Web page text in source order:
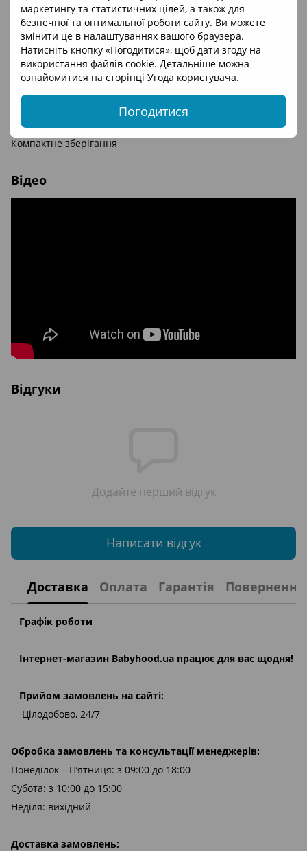
маркетингу та статистичних цілей, а також для
безпечної та оптимальної роботи сайту. Ви можете
змінити це в налаштуваннях вашого браузера.
Натисніть кнопку «Погодитися», щоб дати згоду на
використання файлів cookie. Детальніше можна
ознайомитися на сторінці Угода користувача.
Погодитися
Підставка 2 в 1: для ванночки та сушіння дитячих речей
Вбудований термометр для контролю температури
Глибока та зручна форма для безпечного купання
Стійка та надійна конструкція
Зливний отвір для швидкого зливу води
Неслизьке дно та антиковзкі накладки
Безпечні, нетоксичні матеріали
Компактне зберігання
Відео
Відгуки
Додайте перший відгук
Написати відгук
Доставка Оплата Гарантія Повернення
Графік роботи
Інтернет-магазин Babyhood.ua працює для вас щодня!
Прийом замовлень на сайті:
Цілодобово, 24/7
Обробка замовлень та консультації менеджерів:
Понеділок – П’ятниця: з 09:00 до 18:00
Субота: з 10:00 до 15:00
Неділя: вихідний
Доставка замовлень: